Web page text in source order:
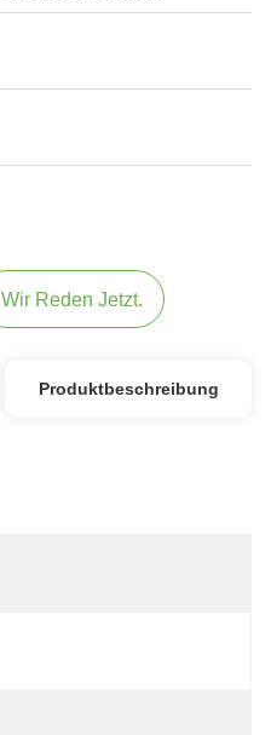
Wir Reden Jetzt.
Produktbeschreibung